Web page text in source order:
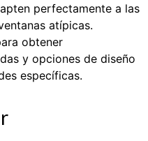
perfectamente a las
atípicas.
obtener
y opciones de diseño
específicas.